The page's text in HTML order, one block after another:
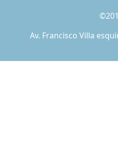
Av. Francisco Villa